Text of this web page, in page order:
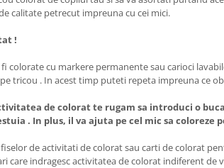
calitate petrecut impreuna cu cei mici.
!
colorate cu markere permanente sau carioci
tricou . In acest timp puteti repeta impreuna ce
de colorat te rugam sa introduci o
. In plus, il va ajuta pe cel mic sa coloreze
de activitati de colorat sau carti de colorat
care indragesc activitatea de colorat indiferent de